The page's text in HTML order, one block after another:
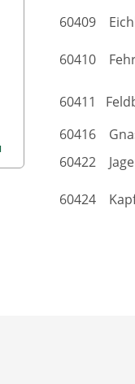
60409
60410
60411
60416
60422
60424